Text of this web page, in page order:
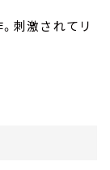
刺激されてリ